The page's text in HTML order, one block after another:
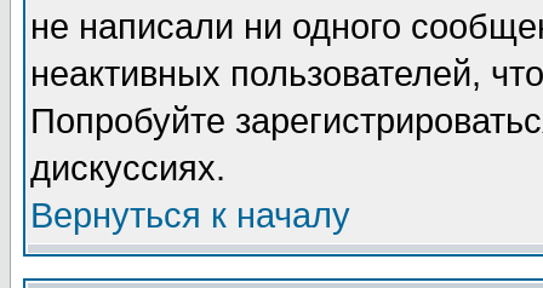
не написали ни одного
неактивных пользователей,
Попробуйте
дискуссиях.
Вернуться к началу